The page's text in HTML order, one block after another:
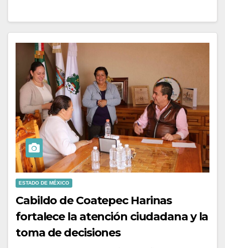
ESTADO DE MÉXICO
Cabildo de Coatepec Harinas
fortalece la atención ciudadana y la
toma de decisiones